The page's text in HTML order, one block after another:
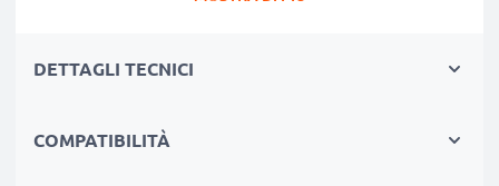
superano quelle della vecchia batteria originale Agfa,
scarica.
DETTAGLI TECNICI
COMPATIBILITÀ